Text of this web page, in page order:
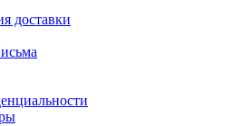
доставки